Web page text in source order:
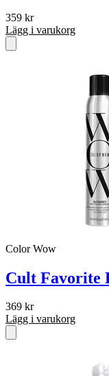
359 kr
Lägg i varukorg
Color Wow
Cult Favorite
369 kr
Lägg i varukorg